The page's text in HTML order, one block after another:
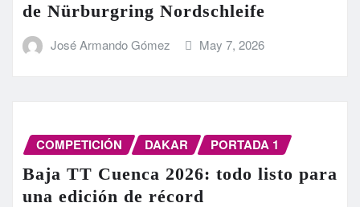
de Nürburgring Nordschleife
José Armando Gómez May 7, 2026
COMPETICIÓN DAKAR PORTADA 1
Baja TT Cuenca 2026: todo listo para
una edición de récord